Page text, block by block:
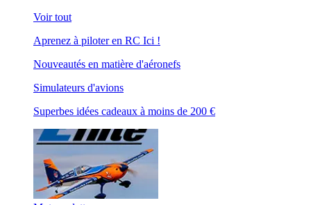
Voir tout
Aprenez à piloter en RC Ici !
Nouveautés en matière d'aéronefs
Simulateurs d'avions
Superbes idées cadeaux à moins de 200 €